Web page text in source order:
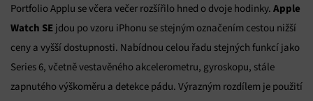
Portfolio Applu se včera večer rozšířilo hned o dvoje hodinky. Apple
Watch SE jdou po vzoru iPhonu se stejným označením cestou nižší
ceny a vyšší dostupnosti. Nabídnou celou řadu stejných funkcí jako
Series 6, včetně vestavěného akcelerometru, gyroskopu, stále
zapnutého výškoměru a detekce pádu. Výrazným rozdílem je použití